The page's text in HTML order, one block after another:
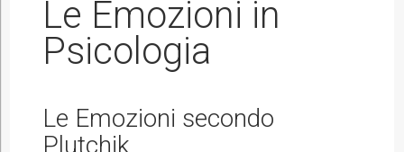
Le Emozioni in
Psicologia
Le Emozioni secondo
Plutchik